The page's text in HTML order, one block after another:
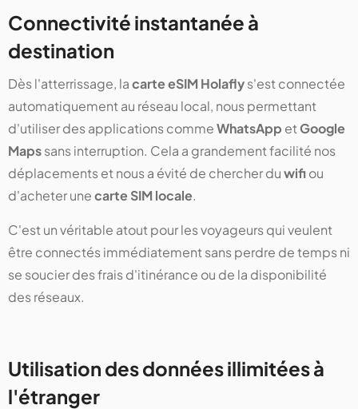
Connectivité instantanée à
destination
Dès l'atterrissage, lacarte eSIM Holaflys'est connectée
automatiquement au réseau local, nous permettant
d'utiliser des applications commeWhatsApp et Google
Mapssans interruption. Cela a grandement facilité nos
déplacements et nous a évité de chercher duwifiou
d'acheter unecarte SIM locale.
C'est un véritable atout pour les voyageurs qui veulent
être connectés immédiatement sans perdre de temps ni
se soucier des frais d'itinérance ou de la disponibilité
des réseaux.
Utilisation des données illimitées à
l'étranger